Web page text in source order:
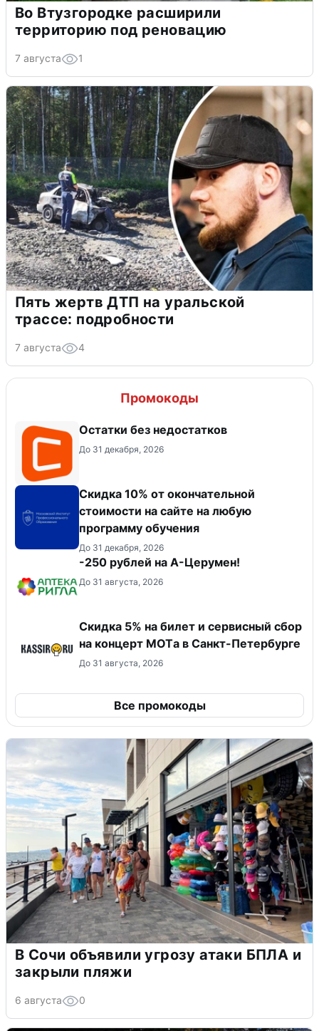
Во Втузгородке расширили
территорию под реновацию
7 августа 1
Пять жертв ДТП на уральской
трассе: подробности
7 августа 4
Промокоды
Остатки без недостатков
До 31 декабря, 2026
Скидка 10% от окончательной
стоимости на сайте на любую
программу обучения
До 31 декабря, 2026
-250 рублей на А-Церумен!
До 31 августа, 2026
Скидка 5% на билет и сервисный сбор
на концерт MOTа в Санкт-Петербурге
До 31 августа, 2026
Все промокоды
В Сочи объявили угрозу атаки БПЛА и
закрыли пляжи
6 августа 0